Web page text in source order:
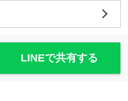
LINEで共有する